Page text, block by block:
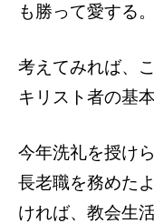
も勝って愛する。
考えてみれば、
キリスト者の基
今年洗礼を授け
長老職を務めた
ければ、教会生